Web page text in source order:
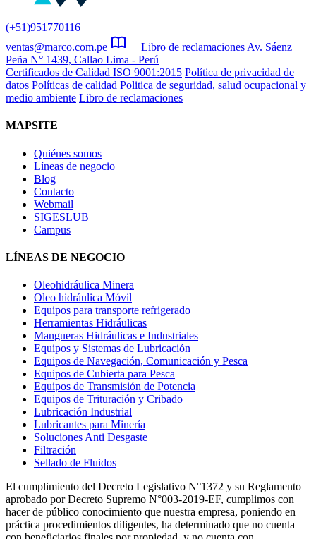
(+51)951770116
ventas@marco.com.pe
Libro de reclamaciones Av. Sáenz
Peña N° 1439, Callao Lima - Perú
Certificados de Calidad ISO 9001:2015 Política de privacidad de
datos Políticas de calidad Politica de seguridad, salud ocupacional y
medio ambiente Libro de reclamaciones
MAPSITE
Quiénes somos
Líneas de negocio
Blog
Contacto
Webmail
SIGESLUB
Campus
LÍNEAS DE NEGOCIO
Oleohidráulica Minera
Oleo hidráulica Móvil
Equipos para transporte refrigerado
Herramientas Hidráulicas
Mangueras Hidráulicas e Industriales
Equipos y Sistemas de Lubricación
Equipos de Navegación, Comunicación y Pesca
Equipos de Cubierta para Pesca
Equipos de Transmisión de Potencia
Equipos de Trituración y Cribado
Lubricación Industrial
Lubricantes para Minería
Soluciones Anti Desgaste
Filtración
Sellado de Fluidos
El cumplimiento del Decreto Legislativo N°1372 y su Reglamento
aprobado por Decreto Supremo N°003-2019-EF, cumplimos con
hacer de público conocimiento que nuestra empresa, poniendo en
práctica procedimientos diligentes, ha determinado que no cuenta